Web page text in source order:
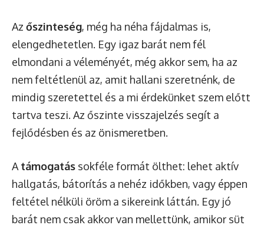
Az őszinteség, még ha néha fájdalmas is,
elengedhetetlen. Egy igaz barát nem fél
elmondani a véleményét, még akkor sem, ha az
nem feltétlenül az, amit hallani szeretnénk, de
mindig szeretettel és a mi érdekünket szem előtt
tartva teszi. Az őszinte visszajelzés segít a
fejlődésben és az önismeretben.
A támogatás sokféle formát ölthet: lehet aktív
hallgatás, bátorítás a nehéz időkben, vagy éppen
feltétel nélküli öröm a sikereink láttán. Egy jó
barát nem csak akkor van mellettünk, amikor süt